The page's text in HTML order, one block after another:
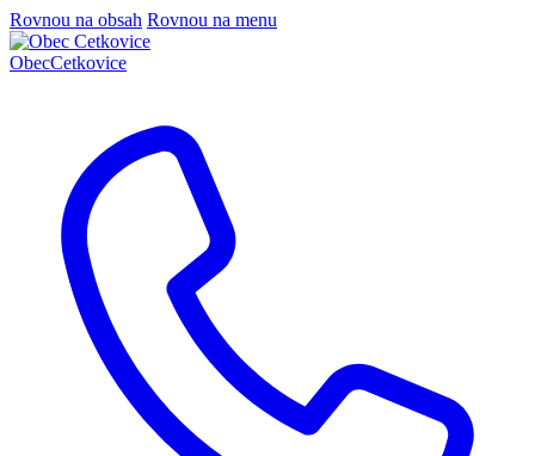
Rovnou na obsah Rovnou na menu
ObecCetkovice